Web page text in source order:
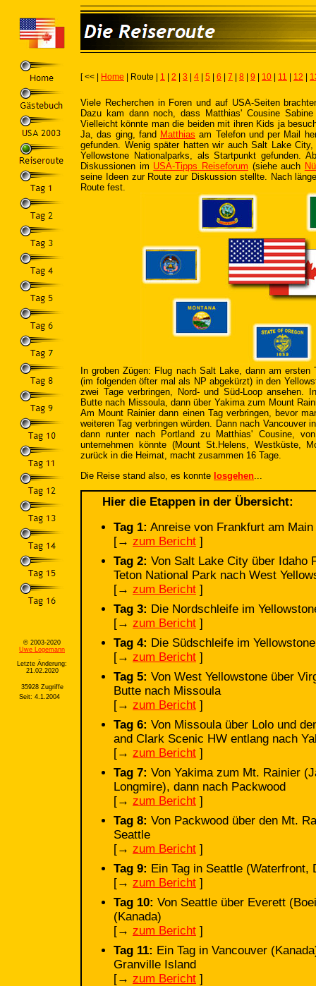
Viele Recherchen in Foren und auf USA-Seiten
Dazu kam dann noch, dass Matthias' Cousine
Vielleicht könnte man die beiden mit ihren Kids ja
Ja, das ging, fand Matthias am Telefon und per Mail
gefunden. Wenig später hatten wir auch Salt Lake
Yellowstone Nationalparks, als Startpunkt gefunden.
Diskussionen im USA-Tipps Reiseforum (siehe auch
seine Ideen zur Route zur Diskussion stellte. Nach
Route fest.
In groben Zügen: Flug nach Salt Lake, dann am ersten
(im folgenden öfter mal als NP abgekürzt) in den
zwei Tage verbringen, Nord- und Süd-Loop ansehen.
Butte nach Missoula, dann über Yakima zum Mount
Am Mount Rainier dann einen Tag verbringen, bevor
weiteren Tag verbringen würden. Dann nach Vancouver
dann runter nach Portland zu Matthias' Cousine,
unternehmen könnte (Mount St.Helens, Westküste,
zurück in die Heimat, macht zusammen 16 Tage.
Die Reise stand also, es konnte losgehen
Hier die Etappen in der Übersicht:
Tag 1: Anreise von Frankfurt am
[→ zum Bericht ]
Tag 2: Von Salt Lake City über Idaho
Teton National Park nach West
[→ zum Bericht ]
Tag 3: Die Nordschleife im
[→ zum Bericht ]
Tag 4: Die Südschleife im
[→ zum Bericht ]
Tag 5: Von West Yellowstone über
Butte nach Missoula
[→ zum Bericht ]
Tag 6: Von Missoula über Lolo und
and Clark Scenic HW entlang nach
[→ zum Bericht ]
Tag 7: Von Yakima zum Mt. Rainier
Longmire), dann nach Packwood
[→ zum Bericht ]
Tag 8: Von Packwood über den Mt.
Seattle
[→ zum Bericht ]
Tag 9: Ein Tag in Seattle (Waterfront,
[→ zum Bericht ]
Tag 10: Von Seattle über Everett
(Kanada)
[→ zum Bericht ]
Tag 11: Ein Tag in Vancouver
Granville Island
[→ zum Bericht ]
[ << | Home | Route | 1 2 3 4 5 6 7 8 9 10 11 12
© 2003-2020
Uwe Logemann
Letzte Änderung:
21.02.2020
35928 Zugriffe
Seit: 4.1.2004